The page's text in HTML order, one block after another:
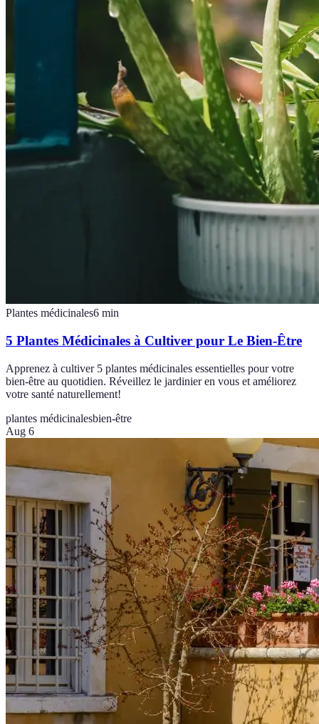
Plantes médicinales6 min
5 Plantes Médicinales à Cultiver pour Le Bien-Être
Apprenez à cultiver 5 plantes médicinales essentielles pour votre
bien-être au quotidien. Réveillez le jardinier en vous et améliorez
votre santé naturellement!
plantes médicinalesbien-être
Aug 6